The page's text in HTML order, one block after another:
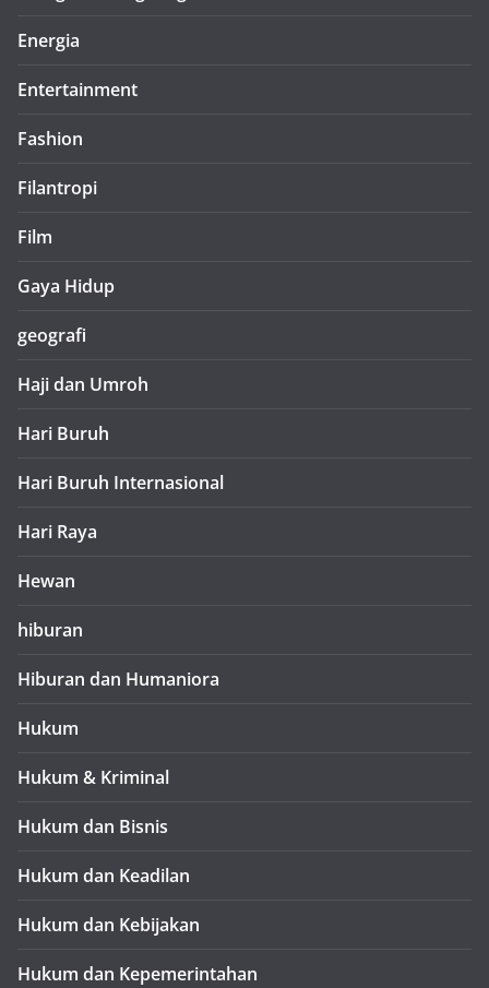
Energia
Entertainment
Fashion
Filantropi
Film
Gaya Hidup
geografi
Haji dan Umroh
Hari Buruh
Hari Buruh Internasional
Hari Raya
Hewan
hiburan
Hiburan dan Humaniora
Hukum
Hukum & Kriminal
Hukum dan Bisnis
Hukum dan Keadilan
Hukum dan Kebijakan
Hukum dan Kepemerintahan